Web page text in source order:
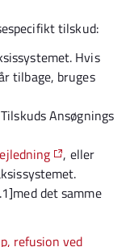
tilskud:
Hvis
tilbage, bruges
Ansøgnings
, eller
det samme
refusion ved